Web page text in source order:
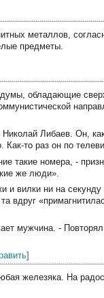
металлов,
предметы.
обладающие
Либаев. Он,
то раз он по
такие номера, -
же люди».
и вилки ни на
вдруг
мужчина. -
]
железяка. На